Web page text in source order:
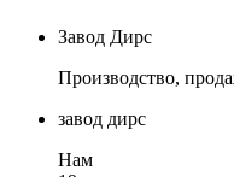
Завод Дирс
Производство,
завод дирс
Нам